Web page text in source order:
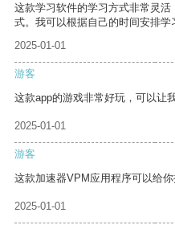
这款学习软件的学习方式非常灵
式。我可以根据自己的时间安排学
2025-01-01
游客
这款app的游戏非常好玩，可以让
2025-01-01
游客
这款加速器VPM应用程序可以给
2025-01-01